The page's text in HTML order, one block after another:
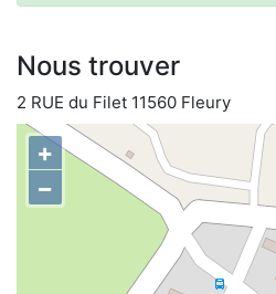
Nous trouver
2 RUE du Filet 11560 Fleury
+
−